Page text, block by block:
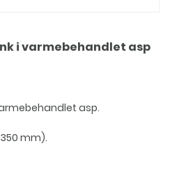
i varmebehandlet asp
asp.
mm).